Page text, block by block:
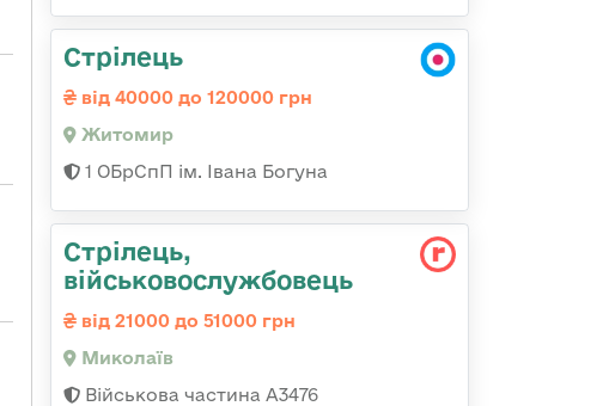
Стрілець
від 40000 до 120000 грн
Житомир
1 ОБрСпП ім. Івана Богуна
Стрілець,
військовослужбовець
від 21000 до 51000 грн
Миколаїв
Військова частина А3476